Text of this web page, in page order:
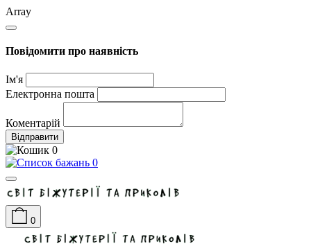
Array
Повідомити про наявність
Ім'я
Електронна пошта
Коментарій
Відправити
0
0
0